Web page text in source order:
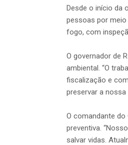
Desde o início da
pessoas por
fogo, com
O governador de
ambiental. “O
fiscalização e
preservar a nossa
O comandante
preventiva.
salvar vidas.